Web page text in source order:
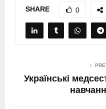
SHARE 0
Українські